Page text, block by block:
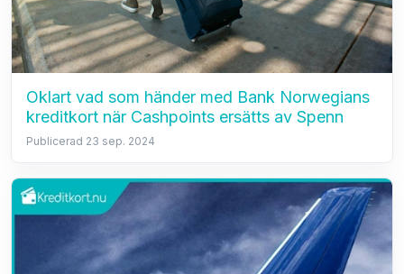
Oklart vad som händer med Bank Norwegians
kreditkort när Cashpoints ersätts av Spenn
Publicerad 23 sep. 2024